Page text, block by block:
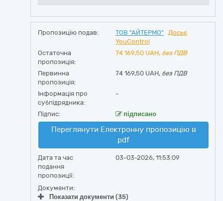
Пропозицію подав: ТОВ "АЙТЕРМО"
Досьє
YouControl
Остаточна
пропозиція:
74 169,50 UAH, без ПДВ
Первинна
пропозиція:
74 169,50 UAH, без ПДВ
Інформація про
субпідрядника:
-
Підпис: підписано
Переглянути Електронну пропозицію в
pdf
Дата та час
подання
пропозиції:
03-03-2026, 11:53:09
Документи:
Показати документи (35)